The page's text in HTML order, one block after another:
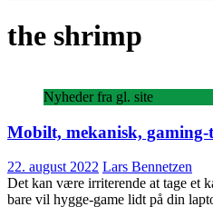
the shrimp
Nyheder fra gl. site
Mobilt, mekanisk,
22. august 2022 Lars Bennetzen
Det kan være irriterende at tage et
bare vil hygge-game lidt på din